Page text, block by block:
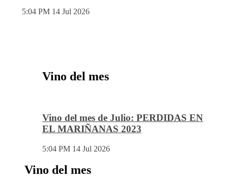
5:04 PM 14 Jul 2026
Vino del mes
Vino del mes de Julio: PERDIDAS EN
EL MARIÑANAS 2023
5:04 PM 14 Jul 2026
Vino del mes